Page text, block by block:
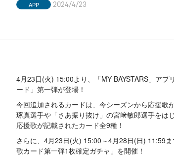
APP 2024/4/23
4月23日(火) 15:00より、「MY BAYSTARS」アプ
ード」第一弾が登場！
今回追加されるカードは、今シーズンから応援歌
琢真選手や「さあ振り抜け」の宮﨑敏郎選手をは
応援歌が記載されたカード全9種！
さらに、4月23日(火) 15:00～4月28日(日) 11:59
歌カード第一弾1枚確定ガチャ」を開催！